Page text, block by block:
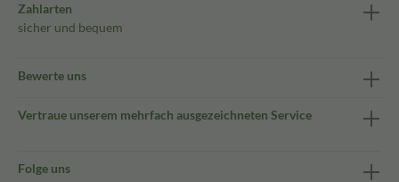
Zahlarten
sicher und bequem
Bewerte uns
Vertraue unserem mehrfach ausgezeichneten Service
Folge uns